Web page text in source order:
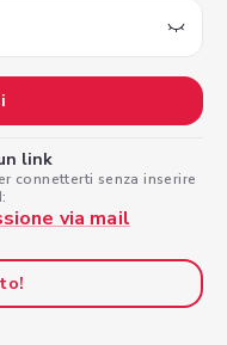
link
connetterti senza inserire
via mail